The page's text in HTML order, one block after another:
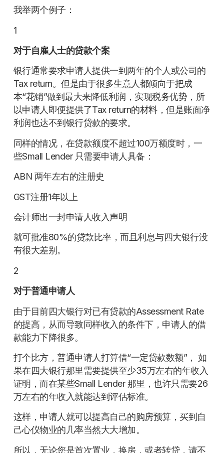
我举两个例子：
1
对于自雇人士的贷款个案
银行通常要求申请人提供一到两年的个人或公司的
Tax return。但是由于很多生意人都倾向于把成
本“花销”做到最大来降低利润，实现税务优势，所
以申请人即便提供了Tax return的材料，但是账面净
利润也达不到银行贷款的要求。
同样的情况，在贷款额度不超过100万额度时，一
些Small Lender 只需要申请人具备：
ABN 两年左右的注册史
GST注册1年以上
会计师出一封申请人收入声明
就可批准80%的贷款比率，而且利息与四大银行没
有很大差别。
2
对于普通申请人
由于目前四大银行对已有贷款的Assessment Rate
的提高，从而导致同样收入的条件下，申请人的借
款能力下降很多。
打个比方，普通申请人打算借“一定贷款数额”， 如
果在四大银行那里需要提供至少35万左右的年收入
证明，而在某些Small Lender 那里，也许只需要26
万左右的年收入就能达到评估标准。
这样，申请人就可以提高自己的购房预算，买到自
己心仪物业的几率当然大大增加。
所以，无论您是首次置业，换房，或者转贷，请不